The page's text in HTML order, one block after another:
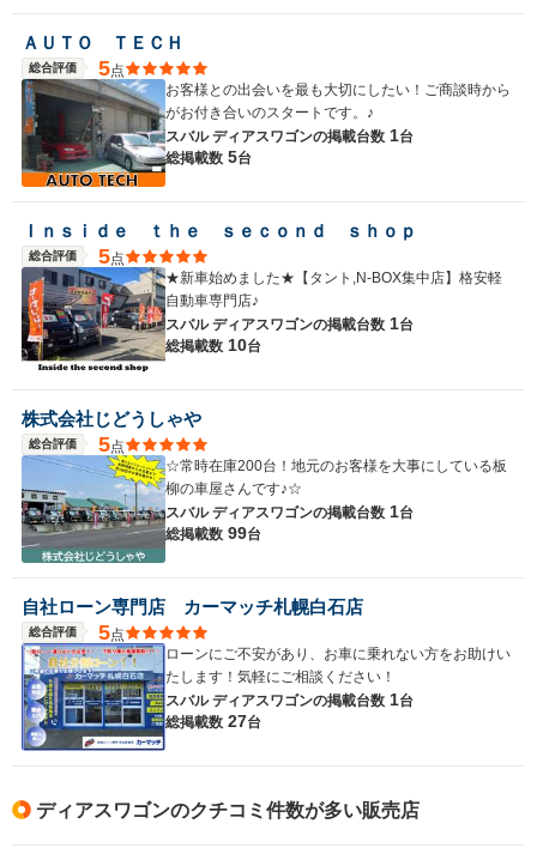
ＡＵＴＯ ＴＥＣＨ
総合評価 5点
お客様との出会いを最も大切にしたい！ご商談時から
がお付き合いのスタートです。♪
スバル ディアスワゴンの掲載台数 1台
総掲載数 5台
Ｉｎｓｉｄｅ ｔｈｅ ｓｅｃｏｎｄ ｓｈｏｐ
総合評価 5点
★新車始めました★【タント,N-BOX集中店】格安軽
自動車専門店♪
スバル ディアスワゴンの掲載台数 1台
総掲載数 10台
株式会社じどうしゃや
総合評価 5点
☆常時在庫200台！地元のお客様を大事にしている板
柳の車屋さんです♪☆
スバル ディアスワゴンの掲載台数 1台
総掲載数 99台
自社ローン専門店 カーマッチ札幌白石店
総合評価 5点
ローンにご不安があり、お車に乗れない方をお助けい
たします！気軽にご相談ください！
スバル ディアスワゴンの掲載台数 1台
総掲載数 27台
ディアスワゴンのクチコミ件数が多い販売店